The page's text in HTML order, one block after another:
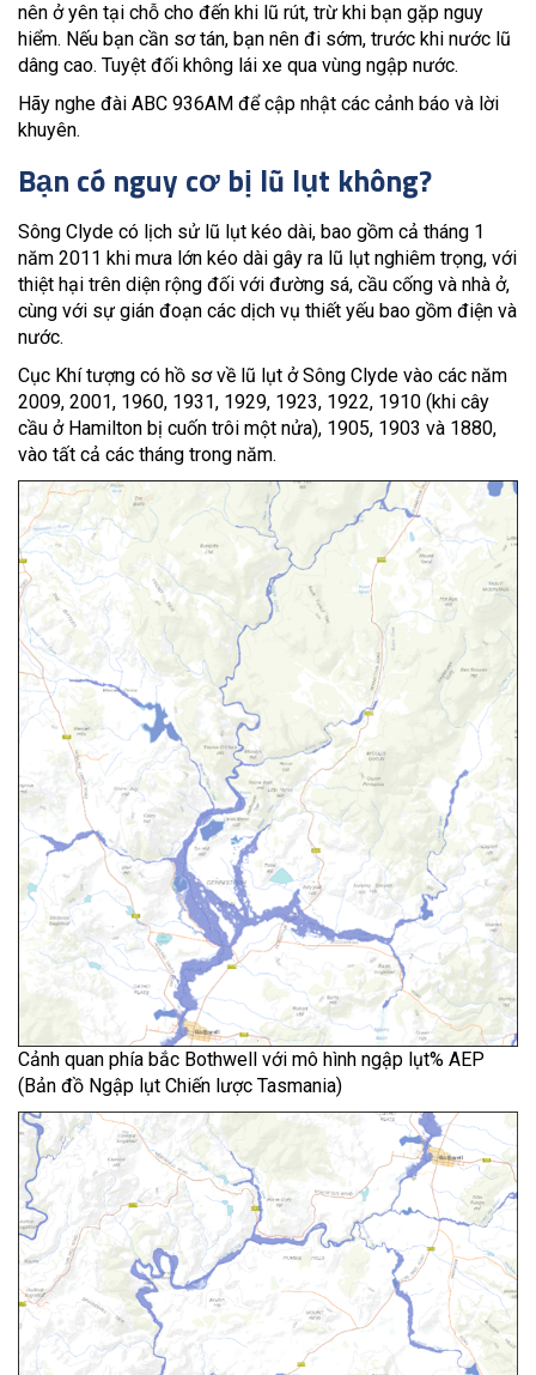
nên ở yên tại chỗ cho đến khi lũ rút, trừ khi bạn gặp nguy
hiểm. Nếu bạn cần sơ tán, bạn nên đi sớm, trước khi nước lũ
dâng cao. Tuyệt đối không lái xe qua vùng ngập nước.
Hãy nghe đài ABC 936AM để cập nhật các cảnh báo và lời
khuyên.
Bạn có nguy cơ bị lũ lụt không?
Sông Clyde có lịch sử lũ lụt kéo dài, bao gồm cả tháng 1
năm 2011 khi mưa lớn kéo dài gây ra lũ lụt nghiêm trọng, với
thiệt hại trên diện rộng đối với đường sá, cầu cống và nhà ở,
cùng với sự gián đoạn các dịch vụ thiết yếu bao gồm điện và
nước.
Cục Khí tượng có hồ sơ về lũ lụt ở Sông Clyde vào các năm
2009, 2001, 1960, 1931, 1929, 1923, 1922, 1910 (khi cây
cầu ở Hamilton bị cuốn trôi một nửa), 1905, 1903 và 1880,
vào tất cả các tháng trong năm.
Cảnh quan phía bắc Bothwell với mô hình ngập lụt% AEP
(Bản đồ Ngập lụt Chiến lược Tasmania)